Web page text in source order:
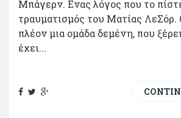
Μπάγερν. Ενας λόγος που το
τραυματισμός του Ματίας
πλέον μια ομάδα δεμένη, που
έχει...